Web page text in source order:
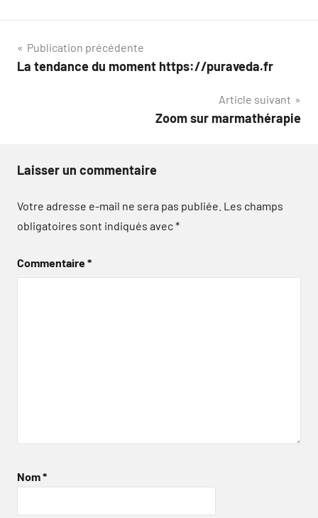
Navigation
de
Publication précédente
La tendance du moment https://puraveda.fr
Article suivant
Zoom sur marmathérapie
Laisser un commentaire
Votre adresse e-mail ne sera pas publiée. Les champs
obligatoires sont indiqués avec*
Commentaire*
Nom*